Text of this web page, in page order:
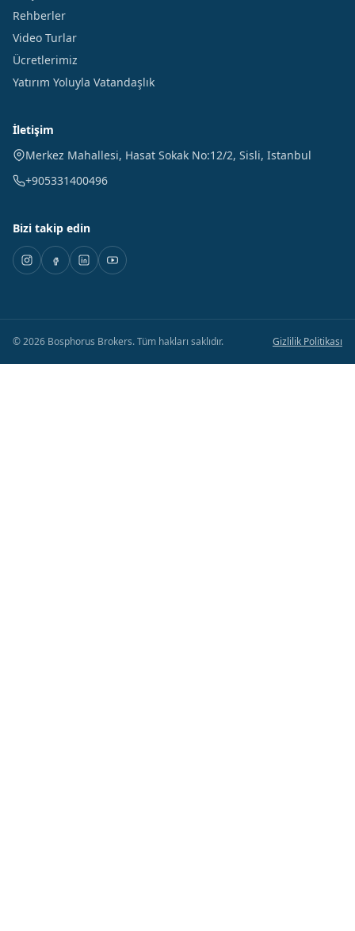
Rehberler
Video Turlar
Ücretlerimiz
Yatırım Yoluyla Vatandaşlık
İletişim
Merkez Mahallesi, Hasat Sokak No:12/2, Sisli, Istanbul
+905331400496
Bizi takip edin
©2026 Bosphorus Brokers.Tüm hakları saklıdır. Gizlilik Politikası